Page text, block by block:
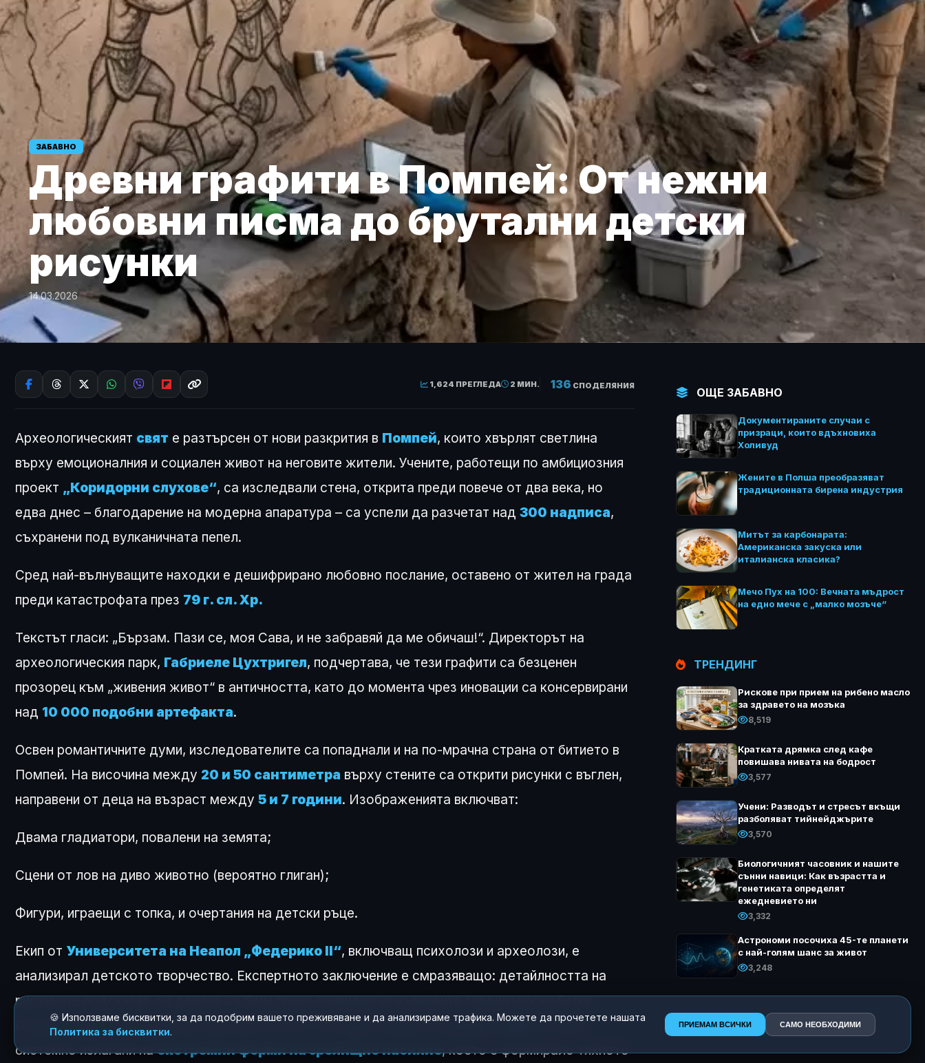
ЗАБАВНО
Древни графити в Помпей: От нежни
любовни писма до брутални детски
рисунки
14.03.2026
1,624 ПРЕГЛЕДА 2 МИН. 136 СПОДЕЛЯНИЯ
Археологическият свят е разтърсен от нови разкрития в Помпей, които хвърлят светлина
върху емоционалния и социален живот на неговите жители. Учените, работещи по амбициозния
проект „Коридорни слухове“, са изследвали стена, открита преди повече от два века, но
едва днес – благодарение на модерна апаратура – са успели да разчетат над 300 надписа,
съхранени под вулканичната пепел.
Сред най-вълнуващите находки е дешифрирано любовно послание, оставено от жител на града
преди катастрофата през 79 г. сл. Хр.
Текстът гласи: „Бързам. Пази се, моя Сава, и не забравяй да ме обичаш!“. Директорът на
археологическия парк, Габриеле Цухтригел, подчертава, че тези графити са безценен
прозорец към „живения живот“ в античността, като до момента чрез иновации са консервирани
над 10 000 подобни артефакта.
Освен романтичните думи, изследователите са попаднали и на по-мрачна страна от битието в
Помпей. На височина между 20 и 50 сантиметра върху стените са открити рисунки с въглен,
направени от деца на възраст между 5 и 7 години. Изображенията включват:
Двама гладиатори, повалени на земята;
Сцени от лов на диво животно (вероятно глиган);
Фигури, играещи с топка, и очертания на детски ръце.
Екип от Университета на Неапол „Федерико II“, включващ психолози и археолози, е
анализирал детското творчество. Експертното заключение е смразяващо: детайлността на
рисунките подсказва, че децата са били преки очевидци на кървавите гладиаторски битки.
Според специалистите това е доказателство, че подрастващите в древниясвятса били
системно излагани наекстремни форми на зрелищно насилие, което е формирало тяхното
ОЩЕ ЗАБАВНО
Документираните случаи с
призраци, които вдъхновиха
Холивуд
Жените в Полша преобразяват
традиционната бирена индустрия
Митът за карбонарата:
Американска закуска или
италианска класика?
Мечо Пух на 100: Вечната мъдрост
на едно мече с „малко мозъче“
ТРЕНДИНГ
Рискове при прием на рибено масло
за здравето на мозъка
8,519
Кратката дрямка след кафе
повишава нивата на бодрост
3,577
Учени: Разводът и стресът вкъщи
разболяват тийнейджърите
3,570
Биологичният часовник и нашите
сънни навици: Как възрастта и
генетиката определят
ежедневието ни
3,332
Астрономи посочиха 45-те планети
с най-голям шанс за живот
3,248
🍪 Използваме бисквитки, за да подобрим вашето преживяване и да анализираме трафика. Можете да прочетете нашата
Политика за бисквитки.
ПРИЕМАМ ВСИЧКИ САМО НЕОБХОДИМИ